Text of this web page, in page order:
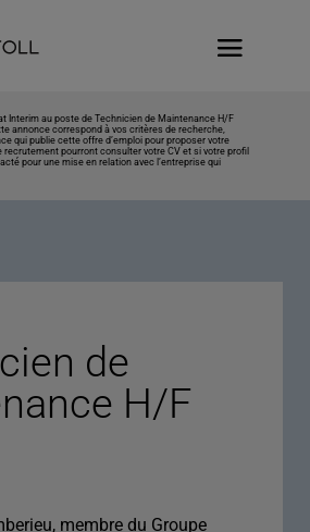
Interim au poste de Technicien de Maintenance H/F
annonce correspond à vos critères de recherche,
qui publie cette offre d’emploi pour proposer votre
recrutement pourront consulter votre CV et si votre profil
pour une mise en relation avec l’entreprise qui
de
H/F
membre du Groupe